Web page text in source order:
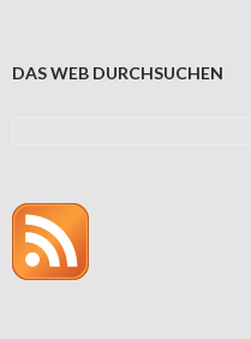
DAS WEB DURCHSUCHEN